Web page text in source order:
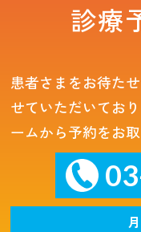
診療
患者さまをお待た
せていただいてお
ームから予約をお
月